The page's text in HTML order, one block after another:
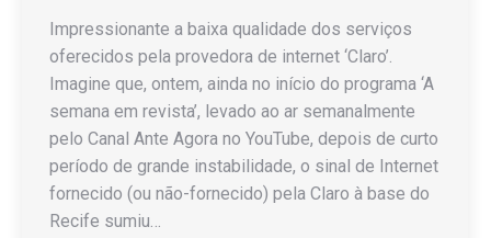
Impressionante a baixa qualidade dos serviços
oferecidos pela provedora de internet ‘Claro’.
Imagine que, ontem, ainda no início do programa ‘A
semana em revista’, levado ao ar semanalmente
pelo Canal Ante Agora no YouTube, depois de curto
período de grande instabilidade, o sinal de Internet
fornecido (ou não-fornecido) pela Claro à base do
Recife sumiu…